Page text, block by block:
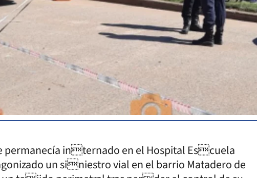
permanecía internado en el Hospital Escuela
un siniestro vial en el barrio Matadero de